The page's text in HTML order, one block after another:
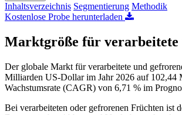
Inhaltsverzeichnis Segmentierung Methodik
Kostenlose Probe herunterladen
Marktgröße für verarbeitete
Der globale Markt für verarbeitete und
Milliarden US-Dollar im Jahr 2026 auf 102,44
Wachstumsrate (CAGR) von 6,71 % im
Bei verarbeiteten oder gefrorenen Früchten ist